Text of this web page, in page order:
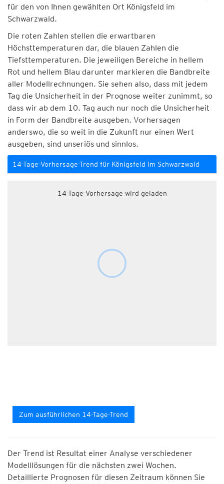
für den von Ihnen gewählten Ort Königsfeld im
Schwarzwald.
Die roten Zahlen stellen die erwartbaren
Höchsttemperaturen dar, die blauen Zahlen die
Tiefsttemperaturen. Die jeweiligen Bereiche in hellem
Rot und hellem Blau darunter markieren die Bandbreite
aller Modellrechnungen. Sie sehen also, dass mit jedem
Tag die Unsicherheit in der Prognose weiter zunimmt, so
dass wir ab dem 10. Tag auch nur noch die Unsicherheit
in Form der Bandbreite ausgeben. Vorhersagen
anderswo, die so weit in die Zukunft nur einen Wert
ausgeben, sind unseriös und sinnlos.
14-Tage-Vorhersage-Trend für Königsfeld im Schwarzwald
14-Tage-Vorhersage wird geladen
Zum ausführlichen 14-Tage-Trend
Der Trend ist Resultat einer Analyse verschiedener
Modelllösungen für die nächsten zwei Wochen.
Detaillierte Prognosen für diesen Zeitraum können Sie